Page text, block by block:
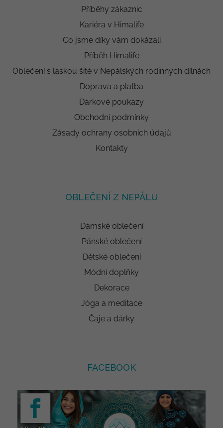
Příběhy zákaznic
Kariéra v Himalife
Co jsme díky vám dokázali
Příběh Himalife
Oblečení s láskou šité v Nepálských rodinných dílnách
Doprava a platba
Dárkové poukazy
Obchodní podmínky
Zásady ochrany osobních údajů
Kontakty
OBLEČENÍ Z NEPÁLU
Dámské oblečení
Pánské oblečení
Dětské oblečení
Módní doplňky
Dekorace
Jóga a meditace
Čaje a dárky
FACEBOOK